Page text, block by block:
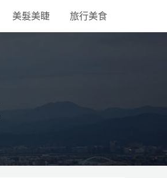
美髮美睫 旅行美食